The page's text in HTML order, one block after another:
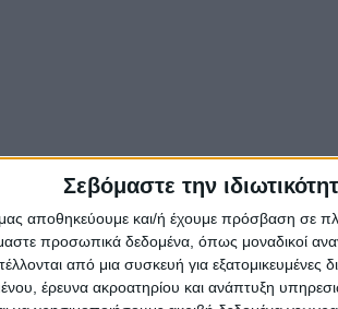
Σεβόμαστε την
μας αποθηκεύουμε και/ή έχουμε πρόσβαση σε
προσωπικά δεδομένα, όπως μοναδικοί
από μια συσκευή για εξατομικευμένες
έρευνα ακροατηρίου και ανάπτυξη